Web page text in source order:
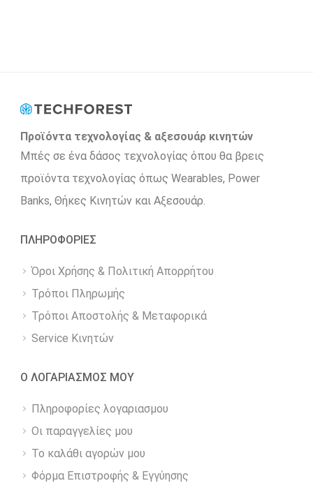
Προϊόντα τεχνολογίας & αξεσουάρ κινητών
Μπές σε ένα δάσος τεχνολογίας όπου θα βρεις
προϊόντα τεχνολογίας όπως Wearables, Power
Βanks, Θήκες Κινητών και Αξεσουάρ.
ΠΛΗΡΟΦΟΡΙΕΣ
Όροι Χρήσης & Πολιτική Απορρήτου
Τρόποι Πληρωμής
Τρόποι Αποστολής & Μεταφορικά
Service Κινητών
Ο ΛΟΓΑΡΙΑΣΜΟΣ ΜΟΥ
Πληροφορίες λογαριασμου
Οι παραγγελίες μου
Το καλάθι αγορών μου
Φόρμα Επιστροφής & Εγγύησης